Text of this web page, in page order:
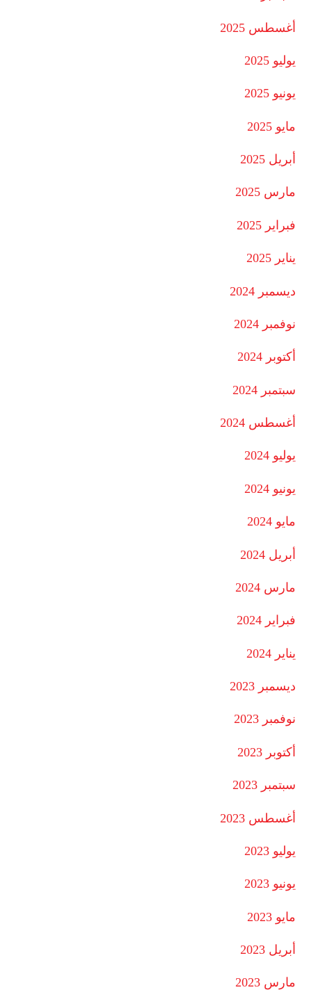
أغسطس 2025
يوليو 2025
يونيو 2025
مايو 2025
أبريل 2025
مارس 2025
فبراير 2025
يناير 2025
ديسمبر 2024
نوفمبر 2024
أكتوبر 2024
سبتمبر 2024
أغسطس 2024
يوليو 2024
يونيو 2024
مايو 2024
أبريل 2024
مارس 2024
فبراير 2024
يناير 2024
ديسمبر 2023
نوفمبر 2023
أكتوبر 2023
سبتمبر 2023
أغسطس 2023
يوليو 2023
يونيو 2023
مايو 2023
أبريل 2023
مارس 2023